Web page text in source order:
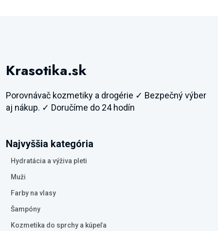
Krasotika.sk
Porovnávač kozmetiky a drogérie ✓ Bezpečný výber
aj nákup. ✓ Doručíme do 24 hodín
Najvyššia kategória
Hydratácia a výživa pleti
Muži
Farby na vlasy
Šampóny
Kozmetika do sprchy a kúpeľa